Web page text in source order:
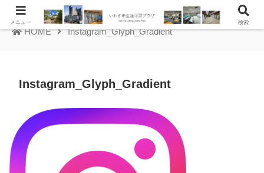
HOME Instagram_Glyph_Gradient
Instagram_Glyph_Gradient
メニュー 検索